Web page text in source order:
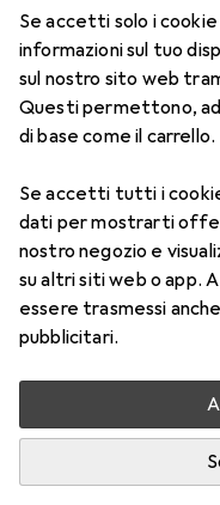
Se accetti solo i
informazioni sul tuo
sul nostro sito web
Questi permettono, ad
di base come il carrello.
Se accetti tutti i
dati per mostrarti
nostro negozio e
su altri siti web o app.
essere trasmessi
pubblicitari.
Air Optix più
-1.25, Obiettivo
Prezzo in EUR IVA incl.
EUR
53,58 EUR
8,93/1pz.
Consegna tra lun,
Più di 10 pezzi in